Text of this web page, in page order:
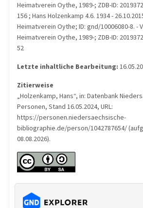
Heimatverein Oythe, 1989-; ZDB-ID:
156 ; Hans Holzenkamp 4.6. 1934 -
Heimatverein Oythe; ID: gnd/10006080-8. -
Heimatverein Oythe, 1989-; ZDB-ID:
52
Letzte inhaltliche Bearbeitung:
Zitierweise
„Holzenkamp, Hans“, in: Datenbank
Personen, Stand 16.05.2024, URL:
https://personen.niedersaechsische-
bibliographie.de/person/1042787654/
08.08.2026).